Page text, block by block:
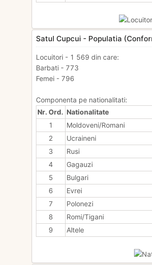
Satul Cupcui - Populatia
Locuitori - 1 569 din care:
Barbati - 773
Femei - 796
Componenta pe nationalitati:
Nr. Ord. Nationalitate
1
Moldoveni/Romani
2
Ucraineni
3
Rusi
4
Gagauzi
5
Bulgari
6
Evrei
7
Polonezi
8
Romi/Tigani
9
Altele